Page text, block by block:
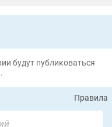
будут публиковаться
Правила